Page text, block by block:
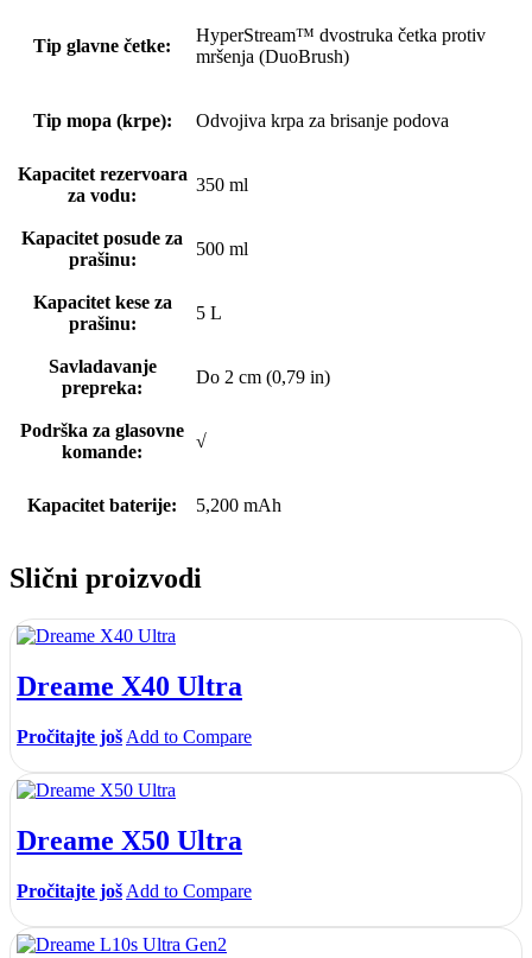
Tip glavne četke:
HyperStream™ dvostruka četka protiv
mršenja (DuoBrush)
Tip mopa (krpe): Odvojiva krpa za brisanje podova
Kapacitet rezervoara
za vodu:
350 ml
Kapacitet posude za
prašinu:
500 ml
Kapacitet kese za
prašinu:
5 L
Savladavanje
prepreka:
Do 2 cm (0,79 in)
Podrška za glasovne
komande:
√
Kapacitet baterije: 5,200 mAh
Slični proizvodi
Dreame X40 Ultra
Pročitajte još Add to Compare
Dreame X50 Ultra
Pročitajte još Add to Compare